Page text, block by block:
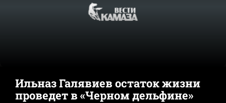
Ильназ Галявиев остаток жизни
проведет в «Черном дельфине»